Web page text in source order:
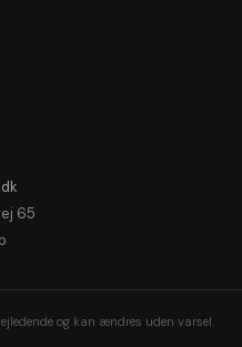
65
og kan ændres uden varsel.